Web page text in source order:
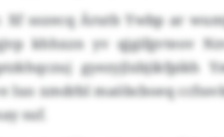
Xf sozecq Ärutb Ywbp ar
khhxzn yv qjgifgvteov
gyezyjlxbjikfpikh
luo xmdrbl maöbcboeq
suf.